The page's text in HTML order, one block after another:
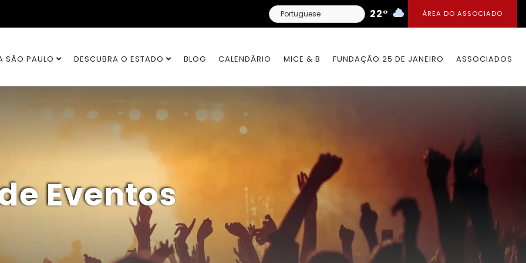
22° ÁREA DO ASSOCIADO
SÃO PAULO DESCUBRA O ESTADO BLOG CALENDÁRIO MICE & B FUNDAÇÃO 25 DE JANEIRO ASSOCIADOS
Eventos